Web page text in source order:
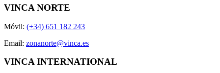
VINCA NORTE
Móvil: (+34) 651 182 243
Email: zonanorte@vinca.es
VINCA INTERNATIONAL